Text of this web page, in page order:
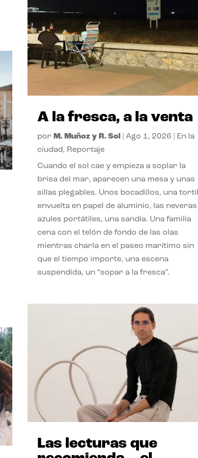
A la fresca, a la venta
por M. Muñoz y R. Sol Ago 1, 2026
En la
ciudad, Reportaje
Cuando el sol cae y empieza a soplar la
brisa del mar, aparecen una mesa y unas
sillas plegables. Unos bocadillos, una
envuelta en papel de aluminio, las neveras
azules portátiles, una sandía. Una familia
cena con el telón de fondo de las olas
mientras charla en el paseo marítimo sin
que el tiempo importe, una escena
suspendida, un “sopar a la fresca”.
Las lecturas que